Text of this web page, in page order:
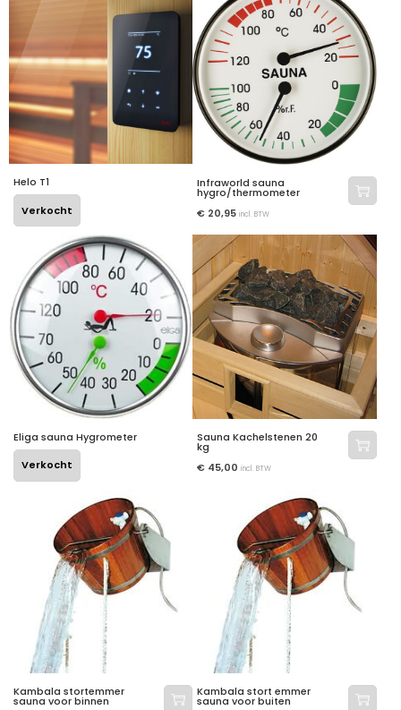
Helo T1
Verkocht
Infraworld sauna
hygro/thermometer
€ 20,95 incl. BTW
Eliga sauna Hygrometer
Verkocht
Sauna Kachelstenen 20
kg
€ 45,00 incl. BTW
Kambala stortemmer
sauna voor binnen
Kambala stort emmer
sauna voor buiten